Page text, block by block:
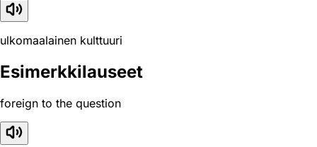
ulkomaalainen kulttuuri
Esimerkkilauseet
foreign to the question